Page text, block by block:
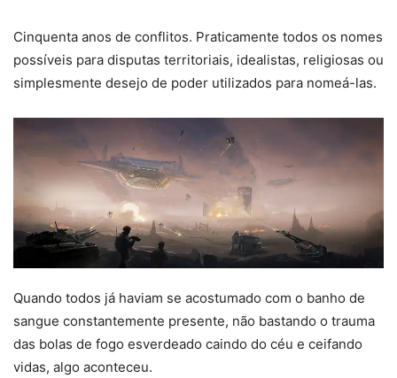
Cinquenta anos de conflitos. Praticamente todos os nomes
possíveis para disputas territoriais, idealistas, religiosas ou
simplesmente desejo de poder utilizados para nomeá-las.
Quando todos já haviam se acostumado com o banho de
sangue constantemente presente, não bastando o trauma
das bolas de fogo esverdeado caindo do céu e ceifando
vidas, algo aconteceu.